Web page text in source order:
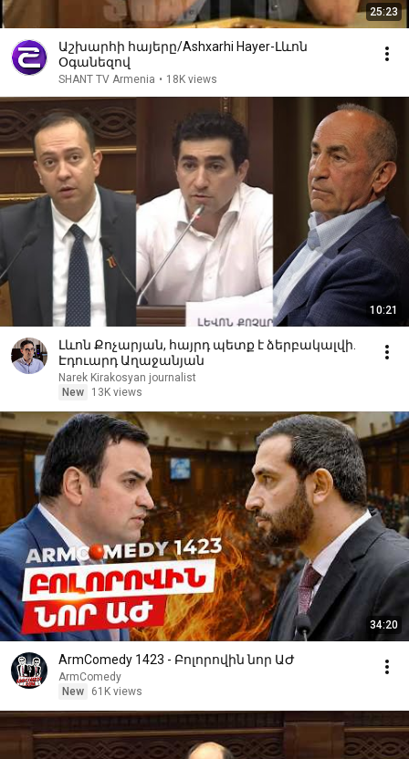
25:23
Աշխարհի հայերը/Ashxarhi Hayer-Լևոն
Օգանեզով
SHANT TV Armenia • 18K views
10:21
Լևոն Քոչարյան, հայրդ պետք է ձերբակալվի.
Էդուարդ Աղաջանյան
Narek Kirakosyan journalist
New
13K views
34:20
ArmComedy 1423 - Բոլորովին նոր ԱԺ
ArmComedy
New
61K views